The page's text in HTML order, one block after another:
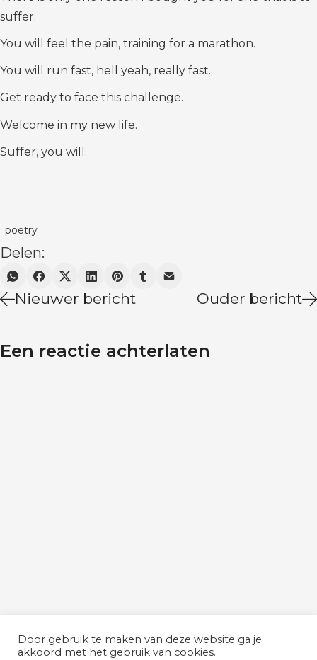
suffer.
You will feel the pain, training for a marathon.
You will run fast, hell yeah, really fast.
Get ready to face this challenge.
Welcome in my new life.
Suffer, you will.
poetry
Delen:
Nieuwer bericht Ouder bericht
Een reactie achterlaten
Door gebruik te maken van deze website ga je
akkoord met het gebruik van cookies.